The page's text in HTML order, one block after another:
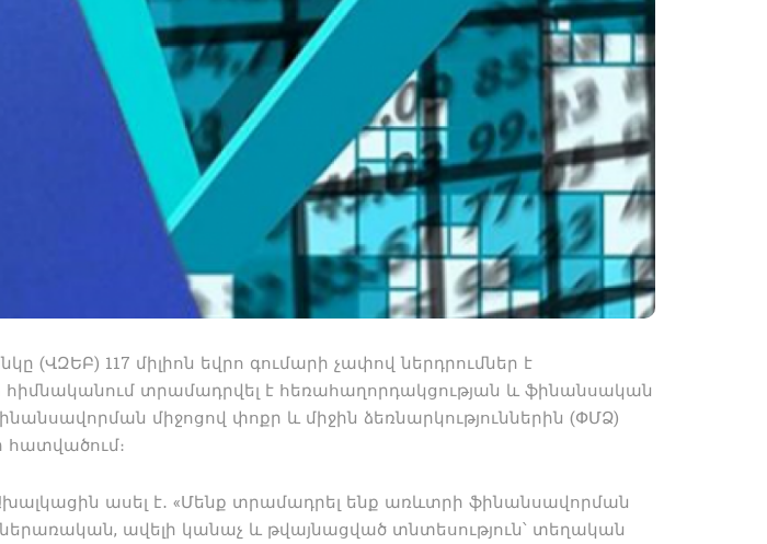
117 միլիոն եվրո գումարի չափով ներդրումներ է
տրամադրվել է հեռահաղորդակցության և ֆինանսական
միջոցով փոքր և միջին ձեռնարկություններին (ՓՄՁ)
հատվածում։
ասել է․ «Մենք տրամադրել ենք առևտրի ֆինանսավորման
ավելի կանաչ և թվայնացված տնտեսություն՝ տեղական